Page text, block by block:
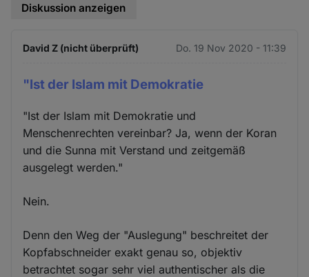
Diskussion anzeigen
David Z (nicht überprüft) Do. 19 Nov 2020 - 11:39
"Ist der Islam mit Demokratie
"Ist der Islam mit Demokratie und
Menschenrechten vereinbar? Ja, wenn der Koran
und die Sunna mit Verstand und zeitgemäß
ausgelegt werden."
Nein.
Denn den Weg der "Auslegung" beschreitet der
Kopfabschneider exakt genau so, objektiv
betrachtet sogar sehr viel authentischer als die